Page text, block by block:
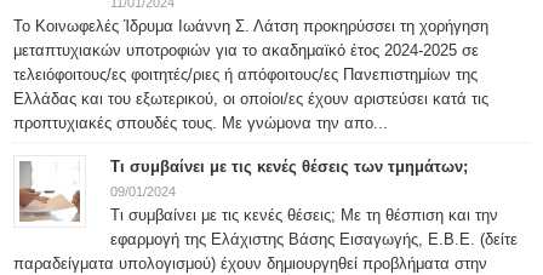
Το Κοινωφελές Ίδρυμα Ιωάννη Σ. Λάτση προκηρύσσει τη χορήγηση
μεταπτυχιακών υποτροφιών για το ακαδημαϊκό έτος 2024-2025 σε
τελειόφοιτους/ες φοιτητές/ριες ή απόφοιτους/ες Πανεπιστημίων της
Ελλάδας και του εξωτερικού, οι οποίοι/ες έχουν αριστεύσει κατά τις
προπτυχιακές σπουδές τους. Με γνώμονα την απο...
Τι συμβαίνει με τις κενές θέσεις των τμημάτων;
09/01/2024
Τι συμβαίνει με τις κενές θέσεις; Με τη θέσπιση και την
εφαρμογή της Ελάχιστης Βάσης Εισαγωγής, Ε.Β.Ε. (δείτε
παραδείγματα υπολογισμού) έχουν δημιουργηθεί προβλήματα στην